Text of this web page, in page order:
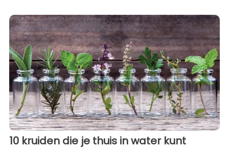
10 kruiden die je thuis in water kunt